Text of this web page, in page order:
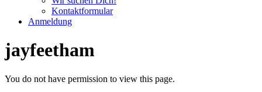
Kontaktformular
Anmeldung
jayfeetham
You do not have permission to view this page.